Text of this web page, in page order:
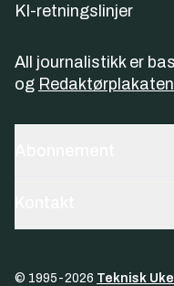
KI-retningslinjer
All journalistikk er
og Redaktørplakaten
© 1995-2026 Teknisk